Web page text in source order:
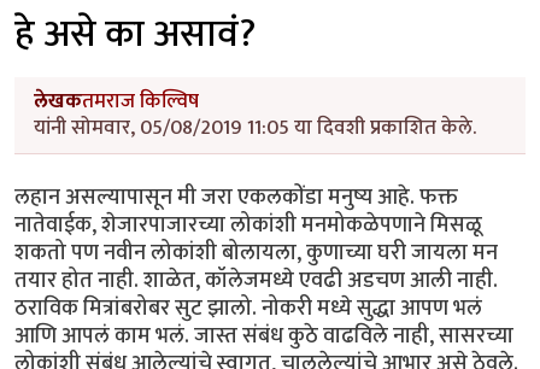
हे असे का असावं?
लेखकतमराज किल्विष
यांनी सोमवार, 05/08/2019 11:05 या दिवशी प्रकाशित केले.
लहान असल्यापासून मी जरा एकलकोंडा मनुष्य आहे. फक्त
नातेवाईक, शेजारपाजारच्या लोकांशी मनमोकळेपणाने मिसळू
शकतो पण नवीन लोकांशी बोलायला, कुणाच्या घरी जायला मन
तयार होत नाही. शाळेत, कॉलेजमध्ये एवढी अडचण आली नाही.
ठराविक मित्रांबरोबर सुट झालो. नोकरी मध्ये सुद्धा आपण भलं
आणि आपलं काम भलं. जास्त संबंध कुठे वाढविले नाही, सासरच्या